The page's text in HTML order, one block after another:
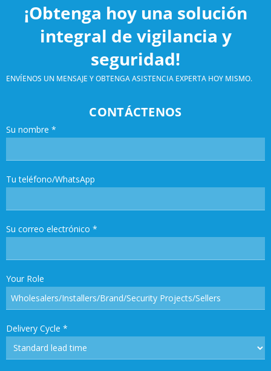
¡Obtenga hoy una solución
integral de vigilancia y
seguridad!
ENVÍENOS UN MENSAJE Y OBTENGA ASISTENCIA EXPERTA HOY MISMO.
CONTÁCTENOS
Su nombre *
Tu teléfono/WhatsApp
Su correo electrónico *
Your Role
Delivery Cycle *